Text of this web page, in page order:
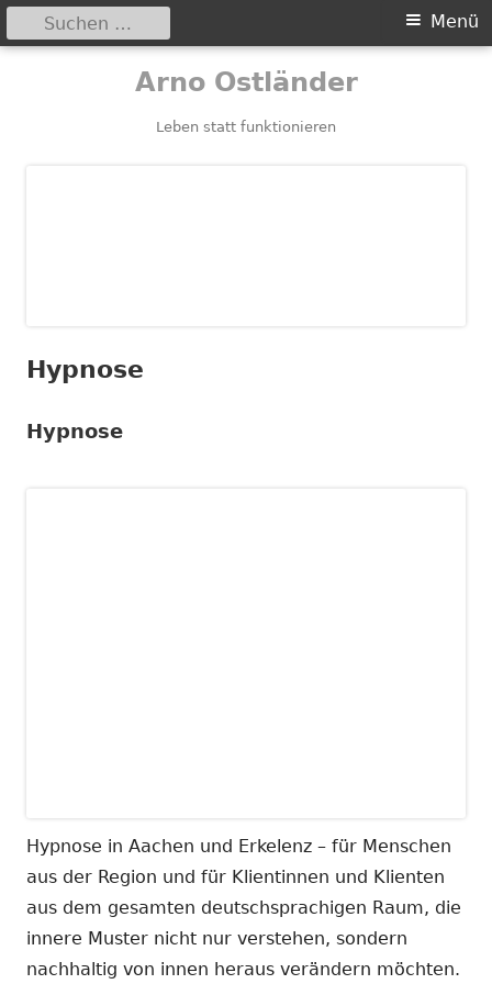
Arno Ostländer
Leben statt funktionieren
Primäres
Menü
Suchen
nach:
Hypnose
Hypnose
Hypnose in Aachen und Erkelenz – für Menschen
aus der Region und für Klientinnen und Klienten
aus dem gesamten deutschsprachigen Raum, die
innere Muster nicht nur verstehen, sondern
nachhaltig von innen heraus verändern möchten.